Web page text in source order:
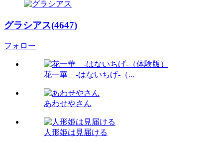
グラシアス(4647)
フォロー
花一華 -はないちげ-（...
あわせやさん
人形姫は見届ける